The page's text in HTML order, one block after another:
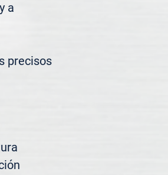
a
precisos